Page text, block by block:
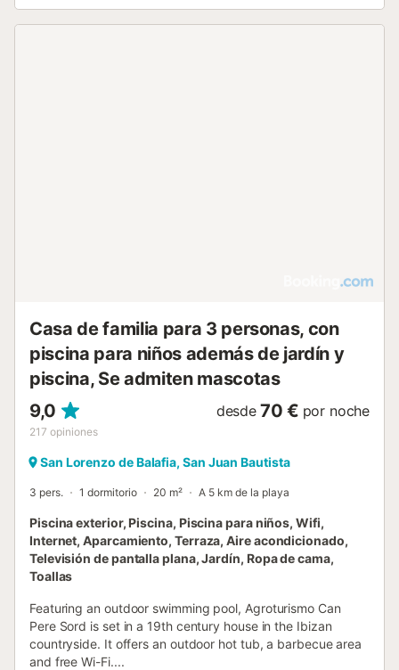
Casa de familia para 3 personas, con
piscina para niños además de jardín y
piscina, Se admiten mascotas
9,0
217 opiniones
desde 70 € por noche
San Lorenzo de Balafia, San Juan Bautista
3 pers. 1 dormitorio 20 m² A 5 km de la playa
Piscina exterior, Piscina, Piscina para niños, Wifi,
Internet, Aparcamiento, Terraza, Aire acondicionado,
Televisión de pantalla plana, Jardín, Ropa de cama,
Toallas
Featuring an outdoor swimming pool, Agroturismo Can
Pere Sord is set in a 19th century house in the Ibizan
countryside. It offers an outdoor hot tub, a barbecue area
and free Wi-Fi....